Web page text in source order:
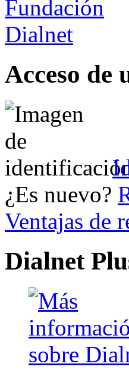
Acceso de
¿Es nuevo?
Ventajas de
Dialnet